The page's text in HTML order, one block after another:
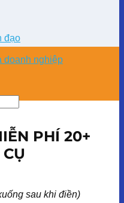
đạo
doanh nghiệp
PHÍ 20+
sau khi điền)